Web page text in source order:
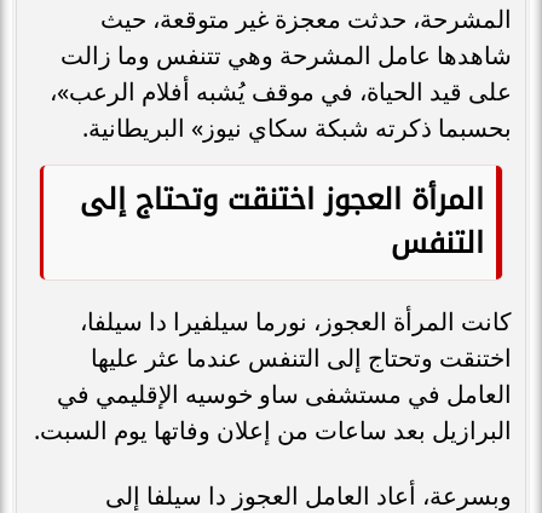
المشرحة، حدثت معجزة غير متوقعة، حيث
شاهدها عامل المشرحة وهي تتنفس وما زالت
على قيد الحياة، في موقف يُشبه أفلام الرعب»،
بحسبما ذكرته شبكة سكاي نيوز» البريطانية.
المرأة العجوز اختنقت وتحتاج إلى
التنفس
كانت المرأة العجوز، نورما سيلفيرا دا سيلفا،
اختنقت وتحتاج إلى التنفس عندما عثر عليها
العامل في مستشفى ساو خوسيه الإقليمي في
البرازيل بعد ساعات من إعلان وفاتها يوم السبت.
وبسرعة، أعاد العامل العجوز دا سيلفا إلى